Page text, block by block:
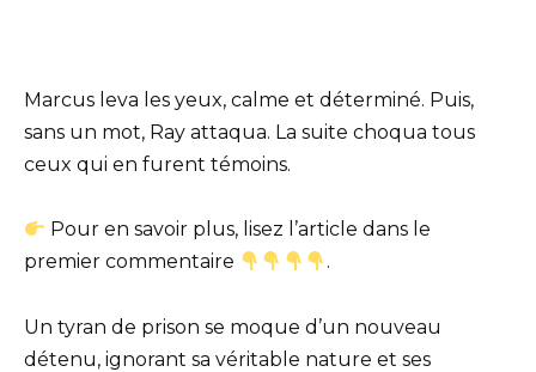
Marcus leva les yeux, calme et déterminé. Puis,
sans un mot, Ray attaqua. La suite choqua tous
ceux qui en furent témoins.
Pour en savoir plus, lisez l’article dans le
premier commentaire
.
Un tyran de prison se moque d’un nouveau
détenu, ignorant sa véritable nature et ses